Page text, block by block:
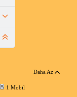
Daha Az
1 Mobil